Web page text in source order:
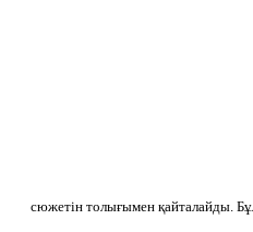
сюжетін толығымен қайталайды.